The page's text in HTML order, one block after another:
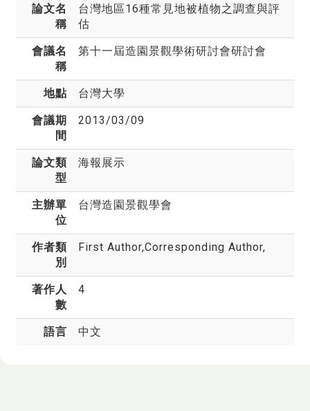
論文名
稱
台灣地區16種常見地被植物之調查與評
估
會議名
稱
第十一屆造園景觀學術研討會研討會
地點 台灣大學
會議期
間
2013/03/09
論文類
型
海報展示
主辦單
位
台灣造園景觀學會
作者類
別
First Author,Corresponding Author,
著作人
數
4
語言 中文